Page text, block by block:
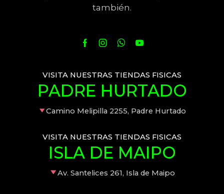
también.
VISITA NUESTRAS TIENDAS FISICAS
PADRE HURTADO
Camino Melipilla 2255, Padre Hurtado
VISITA NUESTRAS TIENDAS FISICAS
ISLA DE MAIPO
Av. Santelices 261, Isla de Maipo